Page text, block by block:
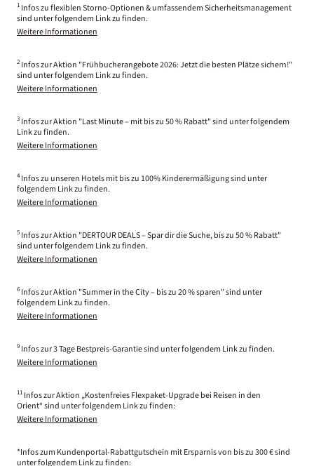
1 Infos zu flexiblen Storno-Optionen & umfassendem Sicherheitsmanagement
sind unter folgendem Link zu finden.
Weitere Informationen
2 Infos zur Aktion "Frühbucherangebote 2026: Jetzt die besten Plätze sichern!"
sind unter folgendem Link zu finden.
Weitere Informationen
3 Infos zur Aktion "Last Minute – mit bis zu 50 % Rabatt" sind unter folgendem
Link zu finden.
Weitere Informationen
4 Infos zu unseren Hotels mit bis zu 100% Kinderermäßigung sind unter
folgendem Link zu finden.
Weitere Informationen
5 Infos zur Aktion "DERTOUR DEALS – Spar dir die Suche, bis zu 50 % Rabatt"
sind unter folgendem Link zu finden.
Weitere Informationen
6 Infos zur Aktion "Summer in the City – bis zu 20 % sparen" sind unter
folgendem Link zu finden.
Weitere Informationen
9 Infos zur 3 Tage Bestpreis-Garantie sind unter folgendem Link zu finden.
Weitere Informationen
11 Infos zur Aktion „Kostenfreies Flexpaket-Upgrade bei Reisen in den
Orient“ sind unter folgendem Link zu finden:
Weitere Informationen
*Infos zum Kundenportal-Rabattgutschein mit Ersparnis von bis zu 300 € sind
unter folgendem Link zu finden: